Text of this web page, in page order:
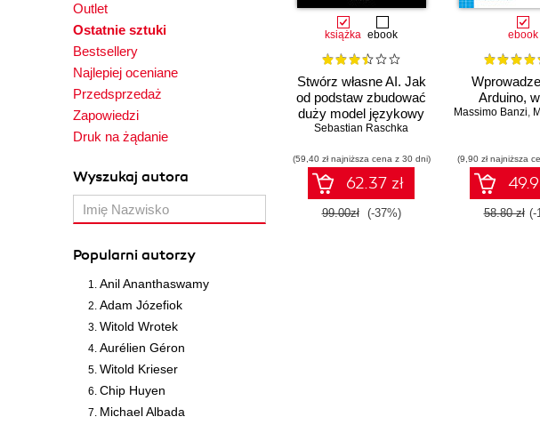
Outlet
Ostatnie sztuki
Bestsellery
Najlepiej oceniane
Przedsprzedaż
Zapowiedzi
Druk na żądanie
Wyszukaj autora
Popularni autorzy
Anil Ananthaswamy
Adam Józefiok
Witold Wrotek
Aurélien Géron
Witold Krieser
Chip Huyen
Michael Albada
książka ebook
Stwórz własne AI. Jak
od podstaw zbudować
duży model językowy
Sebastian Raschka
(59,40 zł najniższa cena z 30 dni)
62.37 zł
99.00zł (-37%)
ebook
Arduino,
Massimo Banzi,
(9,90 zł najniższa
58.80 zł (-